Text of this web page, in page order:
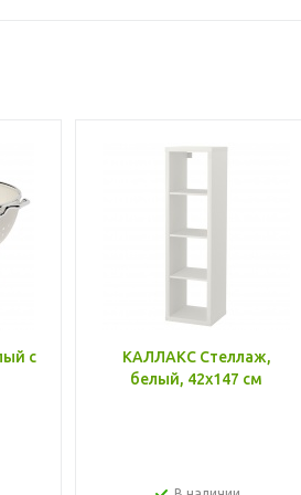
с
КАЛЛАКС Стеллаж,
белый, 42x147 см